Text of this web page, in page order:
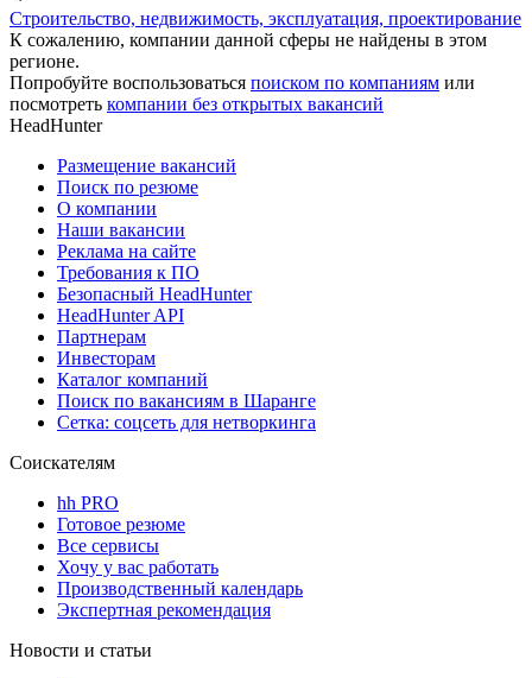
Строительство, недвижимость, эксплуатация, проектирование
К сожалению, компании данной сферы не найдены в этом
регионе.
Попробуйте воспользоваться поиском по компаниям или
посмотреть компании без открытых вакансий
HeadHunter
Размещение вакансий
Поиск по резюме
О компании
Наши вакансии
Реклама на сайте
Требования к ПО
Безопасный HeadHunter
HeadHunter API
Партнерам
Инвесторам
Каталог компаний
Поиск по вакансиям в Шаранге
Сетка: соцсеть для нетворкинга
Соискателям
hh PRO
Готовое резюме
Все сервисы
Хочу у вас работать
Производственный календарь
Экспертная рекомендация
Новости и статьи